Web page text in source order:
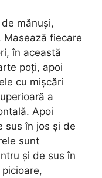
mănuși,
fiecare
în această
poți, apoi
cu mișcări
a
Apoi
sus în jos și de
sunt
și de sus în